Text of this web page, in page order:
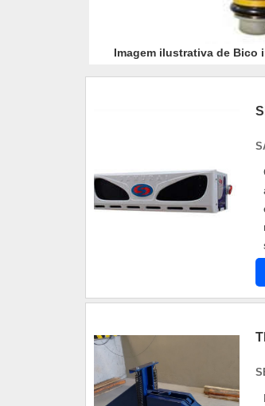
Imagem ilustrativa de Bico